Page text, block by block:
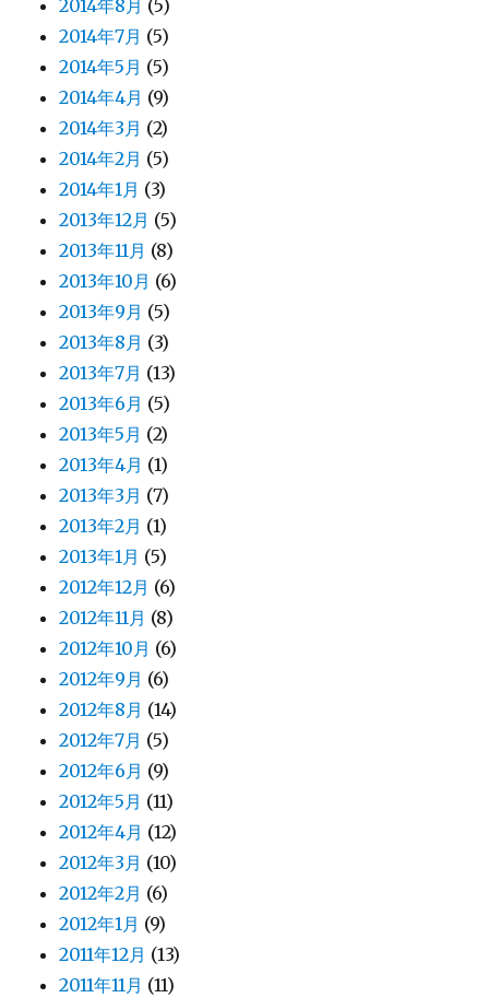
2014年8月 (5)
2014年7月 (5)
2014年5月 (5)
2014年4月 (9)
2014年3月 (2)
2014年2月 (5)
2014年1月 (3)
2013年12月 (5)
2013年11月 (8)
2013年10月 (6)
2013年9月 (5)
2013年8月 (3)
2013年7月 (13)
2013年6月 (5)
2013年5月 (2)
2013年4月 (1)
2013年3月 (7)
2013年2月 (1)
2013年1月 (5)
2012年12月 (6)
2012年11月 (8)
2012年10月 (6)
2012年9月 (6)
2012年8月 (14)
2012年7月 (5)
2012年6月 (9)
2012年5月 (11)
2012年4月 (12)
2012年3月 (10)
2012年2月 (6)
2012年1月 (9)
2011年12月 (13)
2011年11月 (11)